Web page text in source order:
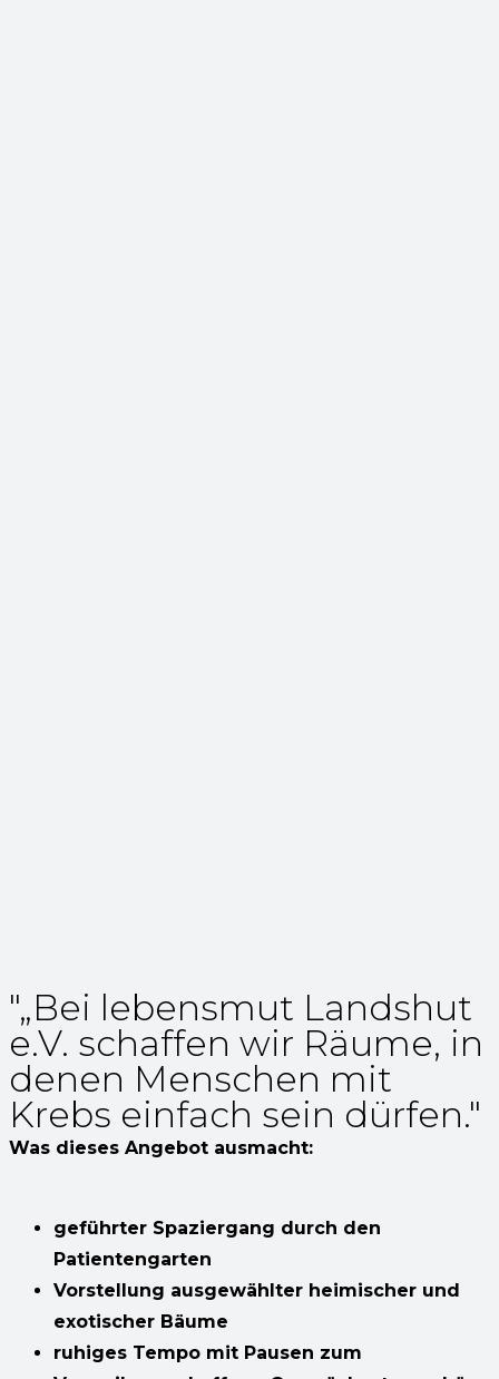
"„Bei lebensmut Landshut
e.V. schaffen wir Räume, in
denen Menschen mit
Krebs einfach sein dürfen."
Was dieses Angebot ausmacht:
geführter Spaziergang durch den
Patientengarten
Vorstellung ausgewählter heimischer und
exotischer Bäume
ruhiges Tempo mit Pausen zum